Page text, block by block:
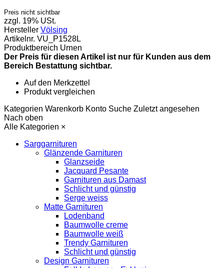
Preis nicht sichtbar
zzgl. 19% USt.
Hersteller Völsing
Artikelnr. VU_P1528L
Produktbereich Urnen
Der Preis für diesen Artikel ist nur für Kunden aus dem
Bereich Bestattung sichtbar.
Auf den Merkzettel
Produkt vergleichen
Kategorien Warenkorb Konto Suche Zuletzt angesehen
Nach oben
Alle Kategorien ×
Sarggarnituren
Glänzende Garnituren
Glanzseide
Jacquard Pesante
Garnituren aus Damast
Schlicht und günstig
Serge weiss
Matte Garnituren
Lodenband
Baumwolle creme
Baumwolle weiß
Trendy Garnituren
Schlicht und günstig
Design Garnituren